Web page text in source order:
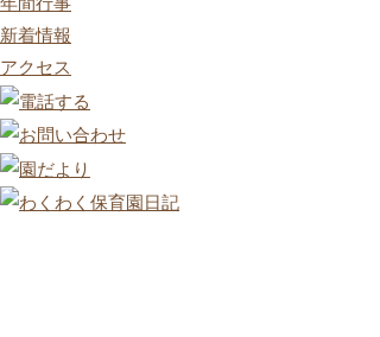
新着情報
アクセス